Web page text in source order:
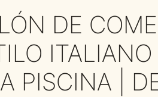
DE
PISCINA |